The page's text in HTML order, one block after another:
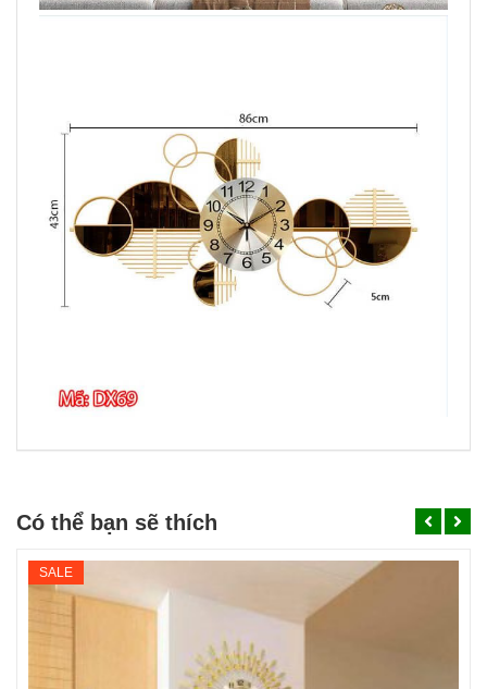
Có thể bạn sẽ thích
SALE